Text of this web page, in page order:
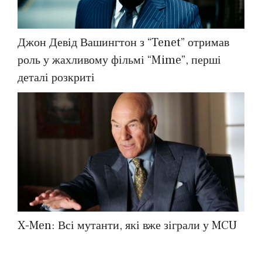
Джон Девід Вашингтон з “Tenet” отримав
роль у жахливому фільмі “Mime”, перші
деталі розкриті
X-Men: Всі мутанти, які вже зіграли у MCU